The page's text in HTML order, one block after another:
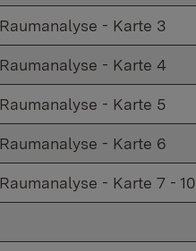
- Karte 3
- Karte 4
- Karte 5
- Karte 6
- Karte 7 - 10